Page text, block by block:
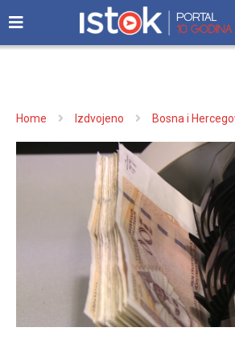
Home Izdvojeno Bosna i